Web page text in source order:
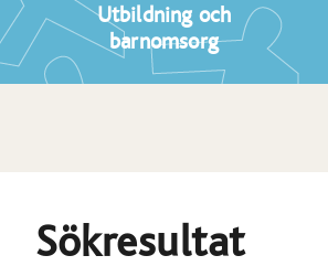
Utbildning och
barnomsorg
Sökresultat